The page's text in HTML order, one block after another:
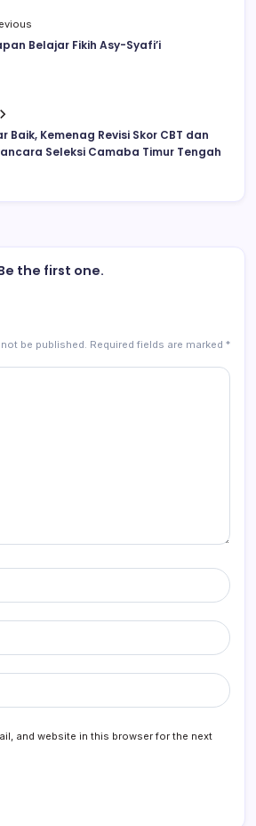
Belajar Fikih Asy-Syafi’i
Baik, Kemenag Revisi Skor CBT dan
Seleksi Camaba Timur Tengah
the first one.
be published. Required fields are marked *
and website in this browser for the next